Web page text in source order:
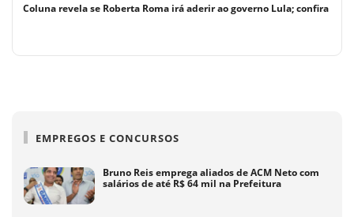
Coluna revela se Roberta Roma irá aderir ao governo Lula; confira
EMPREGOS E CONCURSOS
Bruno Reis emprega aliados de ACM Neto com
salários de até R$ 64 mil na Prefeitura